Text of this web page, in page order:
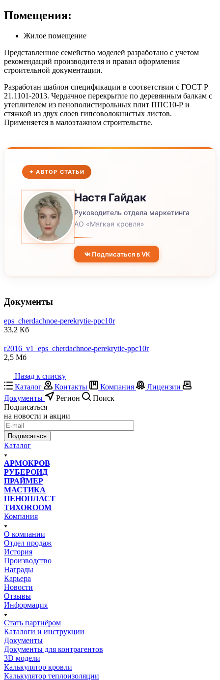
Помещения:
Жилое помещение
Представленное семейство моделей разработано с учетом
рекомендаций производителя и правил оформления
строительной документации.
Разработан шаблон спецификации в соответствии с ГОСТ Р
21.1101-2013. Чердачное перекрытие по деревянным балкам с
утеплителем из пенополистирольных плит ППС10-Р и
стяжкой из двух слоев гипсоволокнистых листов.
Применяется в малоэтажном строительстве.
✦ АВТОР СТАТЬИ
Настя Гайдак
Руководитель отдела маркетинга
АО «Мягкая кровля»
Подписаться в VK
Документы
eps_cherdachnoe-perekrytie-ppc10r
33,2 Кб
r2016_v1_eps_cherdachnoe-perekrytie-ppc10r
2,5 Мб
Назад к списку
Каталог
Контакты Компания
Лицензии
Документы
Регион
Поиск
Подписаться
на новости и акции
Подписаться
Каталог
АРМОКРОВ
РУБЕРОИД
ПРАЙМЕР
МАСТИКА
ПЕНОПЛАСТ
ТИХОROOM
Компания
О компании
Отдел продаж
История
Производство
Награды
Карьера
Новости
Отзывы
Информация
Стать партнёром
Каталоги и инструкции
Документы
Документы для контрагентов
3D модели
Калькулятор кровли
Калькулятор теплоизоляции